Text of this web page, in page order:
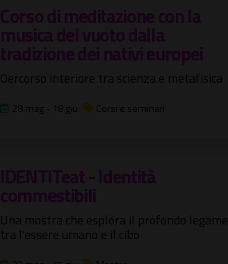
Corso di meditazione con la
musica del vuoto dalla
tradizione dei nativi europei
Oercorso interiore tra scienza e metafisica
28 mag - 18 giu Corsi e seminari
IDENTITeat - Identità
commestibili
Una mostra che esplora il profondo legame
tra l'essere umano e il cibo